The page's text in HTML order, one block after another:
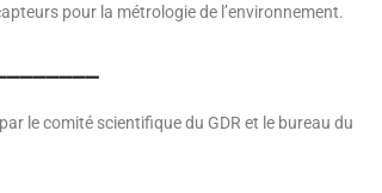
pour la métrologie de l’environnement.
le comité scientifique du GDR et le bureau du